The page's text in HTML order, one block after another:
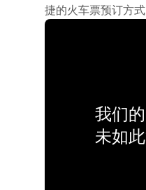
捷的火车票预订方式
我们
未如